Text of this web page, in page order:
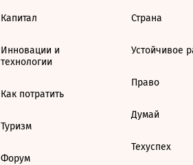
Капитал
Инновации и
технологии
Как потратить
Туризм
Форум
Страна
Устойчивое
Право
Думай
Техуспех